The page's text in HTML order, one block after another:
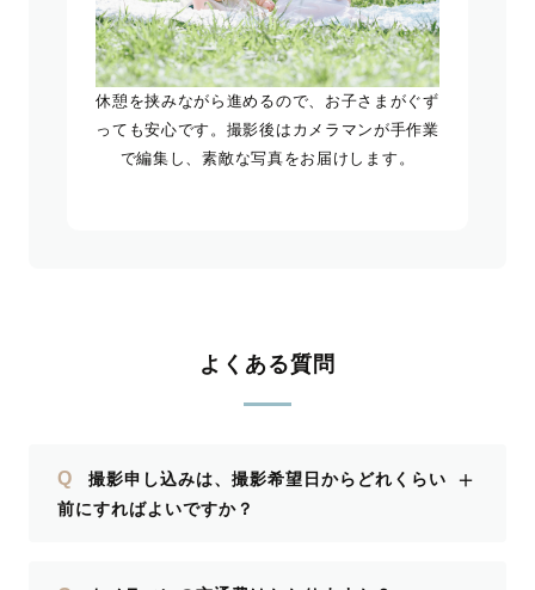
休憩を挟みながら進めるので、お子さまがぐず
っても安心です。撮影後はカメラマンが手作業
で編集し、素敵な写真をお届けします。
よくある質問
Q
撮影申し込みは、撮影希望日からどれくらい
前にすればよいですか？
＋